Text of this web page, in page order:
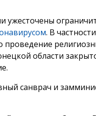
ужесточены
. В
проведение
области
санврач и